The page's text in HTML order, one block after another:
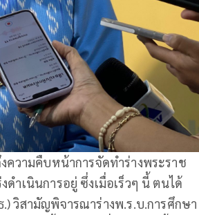
ความคืบหน้าการจัดทำร่างพระราช
ำเนินการอยู่ ซึ่งเมื่อเร็วๆ นี้ ตนได้
วิสามัญพิจารณาร่างพ.ร.บ.การศึกษา